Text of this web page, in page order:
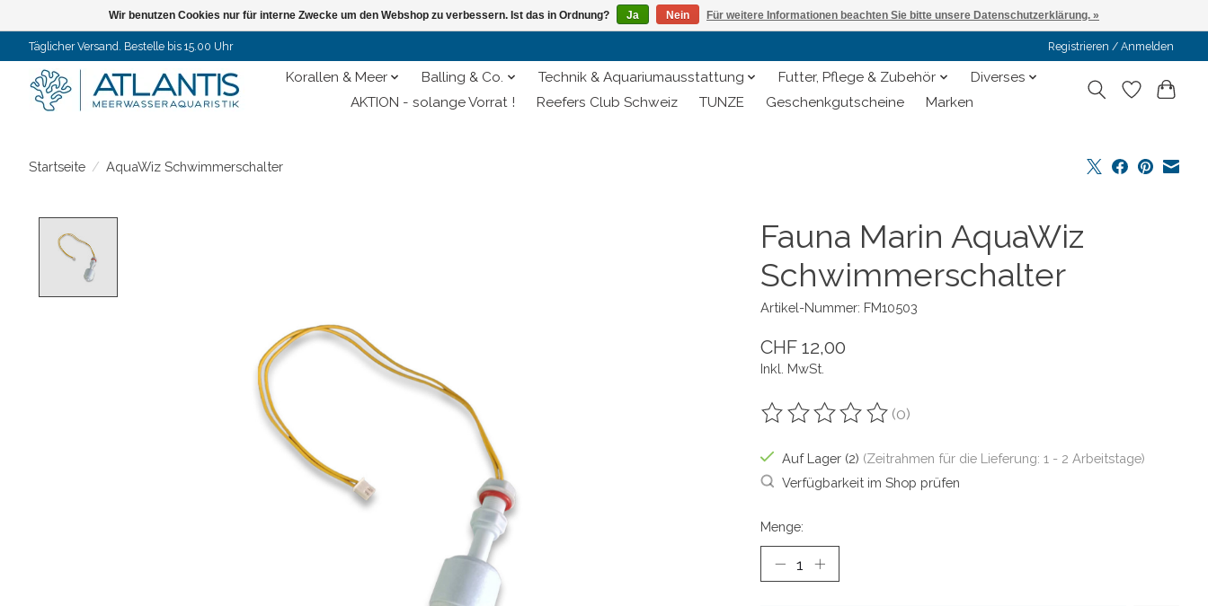
Täglicher Versand. Bestelle bis 15.00 Uhr Registrieren / Anmelden
Korallen & Meer Balling & Co. Technik & Aquariumausstattung Futter, Pflege & Zubehör
Diverses
AKTION - solange Vorrat !
Reefers Club Schweiz TUNZE Geschenkgutscheine Marken
Startseite / AquaWiz Schwimmerschalter
Fauna Marin AquaWiz
Schwimmerschalter
Artikel-Nummer: FM10503
CHF 12,00
Inkl. MwSt.
Die Bewertung dieses Produkts ist
(0)
Auf Lager (2) (Zeitrahmen für die Lieferung: 1 - 2 Arbeitstage)
Verfügbarkeit im Shop prüfen
Menge:
Wir benutzen Cookies nur für interne Zwecke um den Webshop zu verbessern. Ist das in Ordnung? Ja Nein Für weitere Informationen beachten Sie bitte unsere Datenschutzerklärung. »